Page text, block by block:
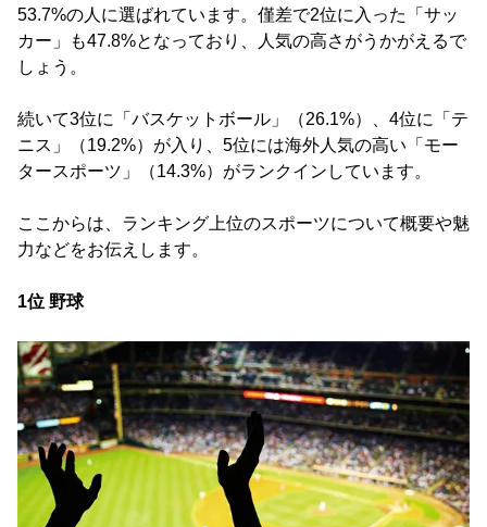
53.7%の人に選ばれています。僅差で2位に入った「サッ
カー」も47.8%となっており、人気の高さがうかがえるで
しょう。
続いて3位に「バスケットボール」（26.1%）、4位に「テ
ニス」（19.2%）が入り、5位には海外人気の高い「モー
タースポーツ」（14.3%）がランクインしています。
ここからは、ランキング上位のスポーツについて概要や魅
力などをお伝えします。
1位 野球